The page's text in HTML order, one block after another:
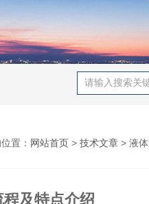
置： 网站首页 > 技术文章 > 液
及特点介绍